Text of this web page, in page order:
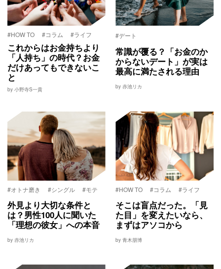
#HOW TO #コラム #ライフ
これからはお金持ちより
「人持ち」の時代？お金
だけあってもできないこ
と
by 小野寺S一貴
#デート
常識が覆る？「お金のか
からないデート」が実は
最高に満たされる理由
by 赤池リカ
#オトナ磨き #シングル #モテ
外見より大切な条件と
は？男性100人に聞いた
「理想の彼女」への本音
by 赤池リカ
#HOW TO #コラム #ライフ
そこは盲点だった。「見
た目」を変えたいなら、
まずはアソコから
by 青木朋博